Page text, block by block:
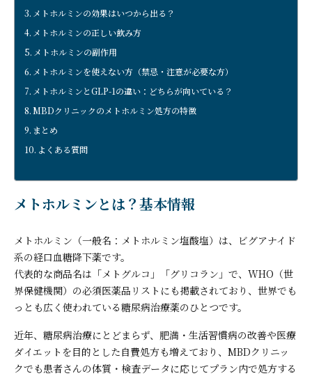
メトホルミンの効果はいつから出る？
メトホルミンの正しい飲み方
メトホルミンの副作用
メトホルミンを使えない方（禁忌・注意が必要な方）
メトホルミンとGLP-1の違い：どちらが向いている？
MBDクリニックのメトホルミン処方の特徴
まとめ
よくある質問
メトホルミンとは？基本情報
メトホルミン（一般名：メトホルミン塩酸塩）は、ビグアナイド
系の経口血糖降下薬です。
代表的な商品名は「メトグルコ」「グリコラン」で、WHO（世
界保健機関）の必須医薬品リストにも掲載されており、世界でも
っとも広く使われている糖尿病治療薬のひとつです。
近年、糖尿病治療にとどまらず、肥満・生活習慣病の改善や医療
ダイエットを目的とした自費処方も増えており、MBDクリニッ
クでも患者さんの体質・検査データに応じてプラン内で処方する